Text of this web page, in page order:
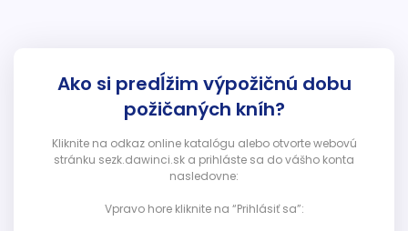
Ako si predĺžim výpožičnú dobu
požičaných kníh?
Kliknite na odkaz online katalógu alebo otvorte webovú
stránku sezk.dawinci.sk a prihláste sa do vášho konta
nasledovne:
Vpravo hore kliknite na “Prihlásiť sa”: